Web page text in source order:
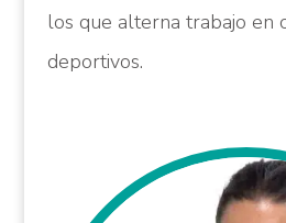
los que alterna trabajo en
deportivos.